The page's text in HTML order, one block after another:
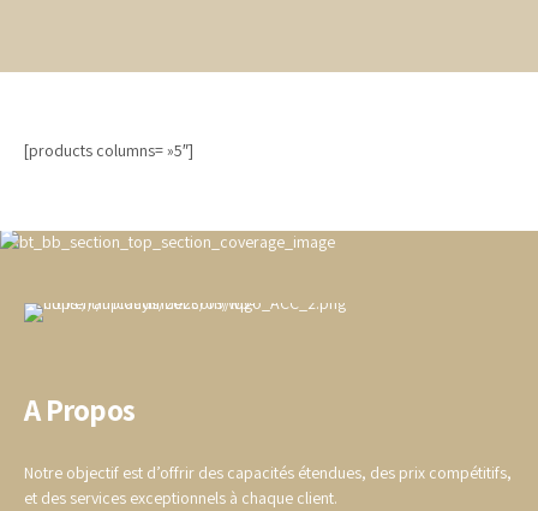
[products columns= »5″]
A Propos
Notre objectif est d’offrir des capacités étendues, des prix compétitifs,
et des services exceptionnels à chaque client.